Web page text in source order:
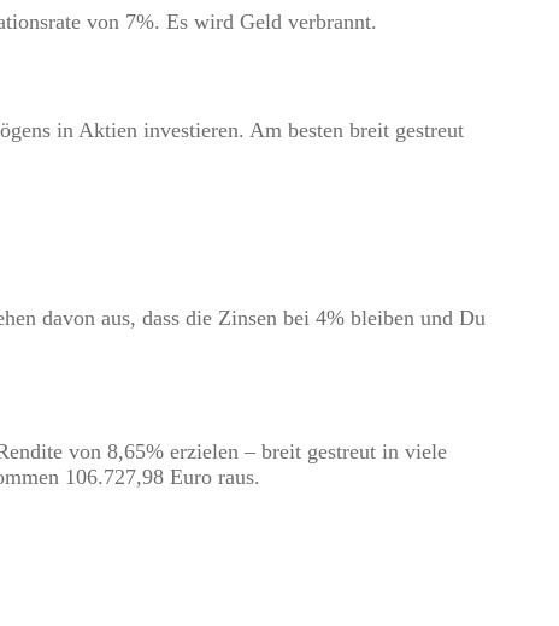
von 7%. Es wird Geld verbrannt.
in Aktien investieren. Am besten breit gestreut
davon aus, dass die Zinsen bei 4% bleiben und Du
von 8,65% erzielen – breit gestreut in viele
106.727,98 Euro raus.